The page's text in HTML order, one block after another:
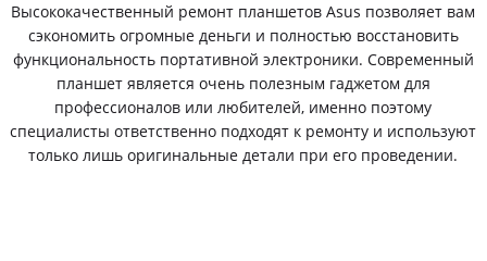
Высококачественный ремонт планшетов Asus позволяет вам
сэкономить огромные деньги и полностью восстановить
функциональность портативной электроники. Современный
планшет является очень полезным гаджетом для
профессионалов или любителей, именно поэтому
специалисты ответственно подходят к ремонту и используют
только лишь оригинальные детали при его проведении.